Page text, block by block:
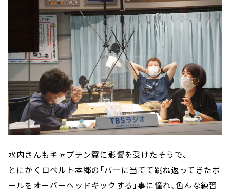
水内さんもキャプテン翼に影響を受けたそうで、
とにかくロベルト本郷の「バーに当てて跳ね返ってきたボ
ールをオーバーヘッドキックする」事に憧れ、色んな練習